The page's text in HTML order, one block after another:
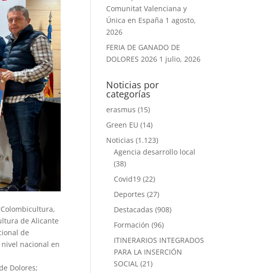
de Alicante
de
nacional en
Dolores;
Comunitat Valenciana y
Única en España 1 agosto,
2026
FERIA DE GANADO DE
DOLORES 2026 1 julio, 2026
Noticias por
categorías
erasmus (15)
Green EU (14)
Noticias (1.123)
Agencia desarrollo local
(38)
Covid19 (22)
Deportes (27)
Destacadas (908)
Formación (96)
ITINERARIOS INTEGRADOS
PARA LA INSERCIÓN
SOCIAL (21)